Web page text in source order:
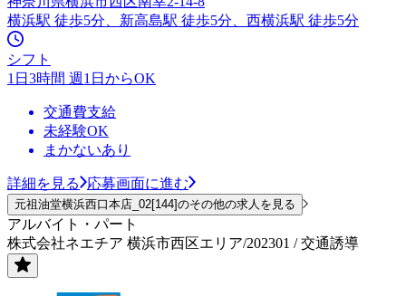
横浜駅 徒歩5分、新高島駅 徒歩5分、西横浜駅 徒歩5分
シフト
1日3時間 週1日からOK
交通費支給
未経験OK
まかないあり
詳細を見る 応募画面に進む
元祖油堂横浜西口本店_02[144]のその他の求人を見る
アルバイト・パート
株式会社ネエチア 横浜市西区エリア/202301 / 交通誘導